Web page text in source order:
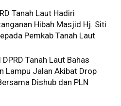
Tanah Laut Hadiri
Hibah Masjid Hj. Siti
Pemkab Tanah Laut
Tanah Laut Bahas
Lampu Jalan Akibat Drop
Dishub dan PLN